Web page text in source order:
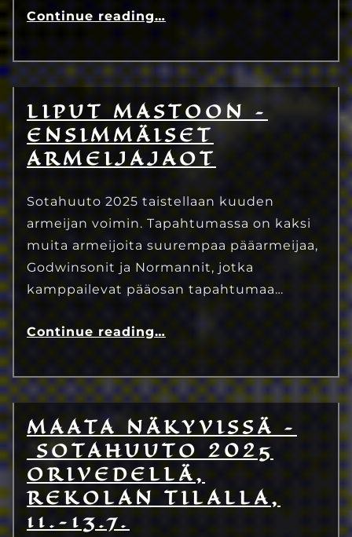
Continue reading…
LIPUT MASTOON –
ENSIMMÄISET
ARMEIJAJAOT
Sotahuuto 2025 taistellaan kuuden
armeijan voimin. Tapahtumassa on kaksi
muita armeijoita suurempaa pääarmeijaa,
Godwinsonit ja Normannit, jotka
kamppailevat pääosan tapahtumaa…
Continue reading…
1.4.2025
Eetu Kinnunen
MAATA NÄKYVISSÄ –
SOTAHUUTO 2025
ORIVEDELLÄ,
REKOLAN TILALLA,
11.–13.7.
26.8.2024
Eetu Kinnunen